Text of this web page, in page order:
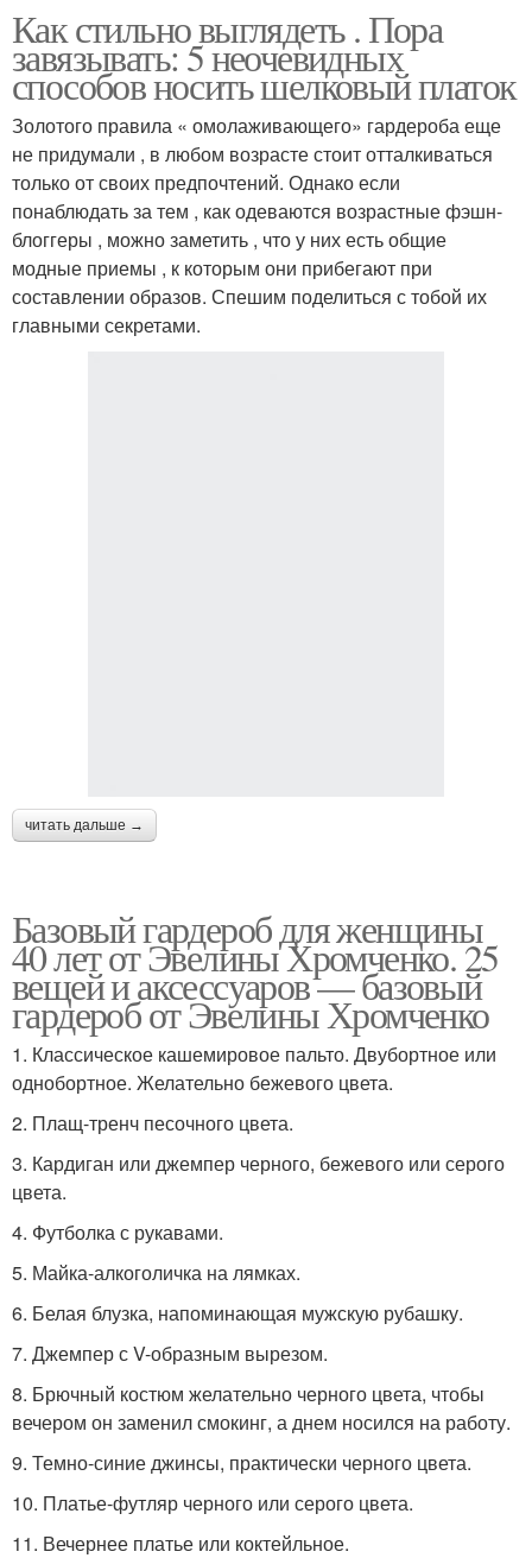
Как стильно выглядеть . Пора
завязывать: 5 неочевидных
способов носить шелковый платок
Золотого правила « омолаживающего» гардероба еще
не придумали , в любом возрасте стоит отталкиваться
только от своих предпочтений. Однако если
понаблюдать за тем , как одеваются возрастные фэшн-
блоггеры , можно заметить , что у них есть общие
модные приемы , к которым они прибегают при
составлении образов. Спешим поделиться с тобой их
главными секретами.
читать дальше →
Базовый гардероб для женщины
40 лет от Эвелины Хромченко. 25
вещей и аксессуаров — базовый
гардероб от Эвелины Хромченко
1. Классическое кашемировое пальто. Двубортное или
однобортное. Желательно бежевого цвета.
2. Плащ-тренч песочного цвета.
3. Кардиган или джемпер черного, бежевого или серого
цвета.
4. Футболка с рукавами.
5. Майка-алкоголичка на лямках.
6. Белая блузка, напоминающая мужскую рубашку.
7. Джемпер с V-образным вырезом.
8. Брючный костюм желательно черного цвета, чтобы
вечером он заменил смокинг, а днем носился на работу.
9. Темно-синие джинсы, практически черного цвета.
10. Платье-футляр черного или серого цвета.
11. Вечернее платье или коктейльное.